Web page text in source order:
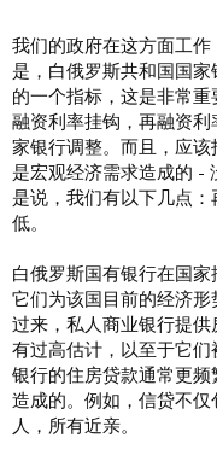
我们的政府在这方面工
是，白俄罗斯共和国国
的一个指标，这是非常
融资利率挂钩，再融资
家银行调整。而且，应
是宏观经济需求造成的 -
是说，我们有以下几点
低。
白俄罗斯国有银行在国
它们为该国目前的经济
过来，私人商业银行提
有过高估计，以至于它们
银行的住房贷款通常更
造成的。例如，信贷不
人，所有近亲。